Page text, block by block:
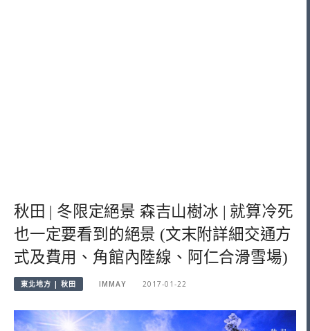
秋田 | 冬限定絕景 森吉山樹冰 | 就算冷死
也一定要看到的絕景 (文末附詳細交通方
式及費用、角館內陸線、阿仁合滑雪場)
東北地方 | 秋田 IMMAY 2017-01-22